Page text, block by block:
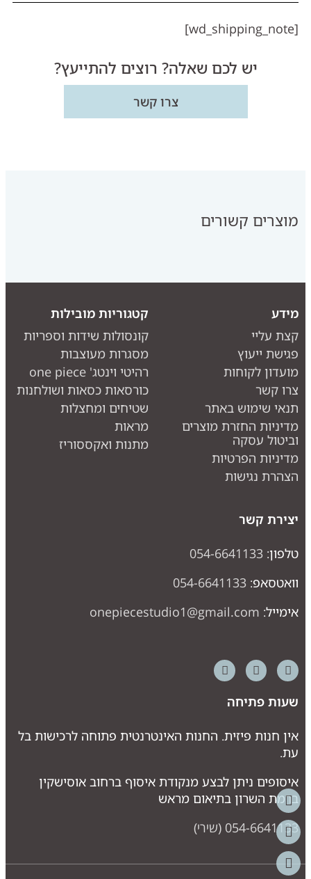
[wd_shipping_note]
יש לכם שאלה? רוצים להתייעץ?
צרו קשר
מוצרים קשורים
מידע
קצת עליי
פגישת ייעוץ
מועדון לקוחות
צרו קשר
תנאי שימוש באתר
מדיניות החזרת מוצרים
וביטול עסקה
מדיניות הפרטיות
הצהרת נגישות
קטגוריות מובילות
קונסולות שידות וספריות
מסגרות מעוצבות
רהיטי וינטג' one piece
כורסאות כסאות ושולחנות
שטיחים ומחצלות
מראות
מתנות ואקססוריז
יצירת קשר
טלפון: 054-6641133
וואטסאפ: 054-6641133
אימייל: onepiecestudio1@gmail.com
שעות פתיחה
אין חנות פיזית. החנות האינטרנטית פתוחה לרכישות בל
עת.
איסופים ניתן לבצע מנקודת איסוף ברחוב אוסישקין
ברמת השרון בתיאום מראש
054-6641133 (שירי)